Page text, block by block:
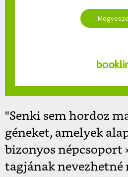
"Senki sem hordoz
géneket, amelyek
bizonyos népcsoport
tagjának nevezhetné